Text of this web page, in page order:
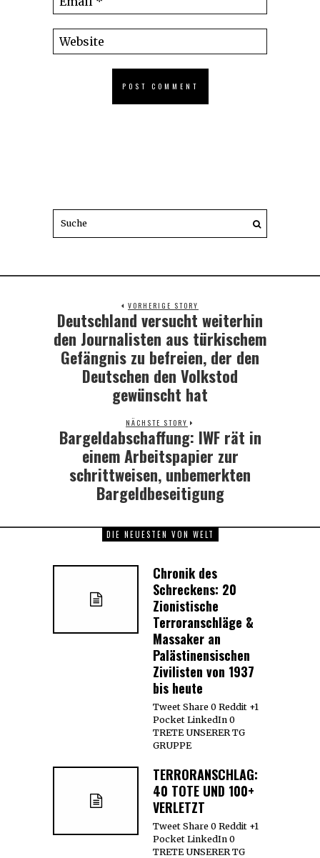
VORHERIGE STORY
Previous
Deutschland versucht weiterhin
den Journalisten aus türkischem
Gefängnis zu befreien, der den
Deutschen den Volkstod
gewünscht hat
NÄCHSTE STORY
Next
post:
Bargeldabschaffung: IWF rät in
einem Arbeitspapier zur
schrittweisen, unbemerkten
Bargeldbeseitigung
DIE NEUESTEN VON WELT
Chronik des
Schreckens: 20
Zionistische
Terroranschläge &
Massaker an
Palästinensischen
Zivilisten von 1937
bis heute
Tweet Share 0 Reddit +1
Pocket LinkedIn 0
TRETE UNSERER TG
GRUPPE
TERRORANSCHLAG:
40 TOTE UND 100+
VERLETZT
Tweet Share 0 Reddit +1
Pocket LinkedIn 0
TRETE UNSERER TG